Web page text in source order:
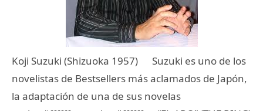
Koji Suzuki (Shizuoka 1957) Suzuki es uno de los
novelistas de Bestsellers más aclamados de Japón,
la adaptación de una de sus novelas